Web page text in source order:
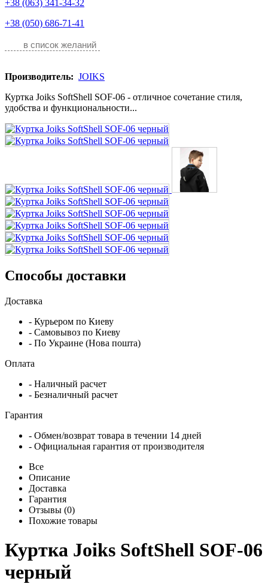
+38 (063) 341-34-32
+38 (050) 686-71-41
в список желаний
Производитель: JOIKS
Куртка Joiks SoftShell SOF-06 - отличное сочетание стиля,
удобства и функциональности...
Способы доставки
Доставка
- Курьером по Киеву
- Самовывоз по Киеву
- По Украине (Нова пошта)
Оплата
- Наличный расчет
- Безналичный расчет
Гарантия
- Обмен/возврат товара в течении 14 дней
- Официальная гарантия от производителя
Все
Описание
Доставка
Гарантия
Отзывы (0)
Похожие товары
Куртка Joiks SoftShell SOF-06
черный